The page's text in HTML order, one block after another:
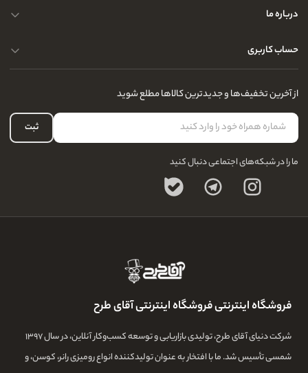
محصولات چرم
حریم خصوصی کاربران
درباره ما
تماس با ما
سوالات متداول
درباره ما
پرسش و پاسخ های متداول
مجله و بلاگ
حساب کاربری
لیست علاقه‌مندی
حساب کاربری
از آخرین تخفیف‌ها و جدیدترین کالاها مطلع شوید
ثبت
ما را در شبکه‌های اجتماعی دنبال کنید
فروشگاه اینترنتی فروشگاه اینترنتی آقای طرح
شرکت دنیای آقای طرح، تولیدی بازاریابی و توسعه کسب‌وکار آنلاین، در سال ۱۳۹۷
شمسی تأسیس شد. ما با افتخار به عنوان تولیدکننده انواع رومیزی رانر، کوسن، و